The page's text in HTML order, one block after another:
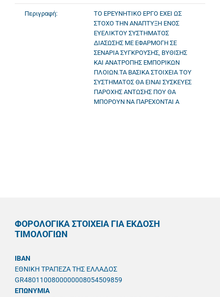
Περιγραφή:
ΤΟ ΕΡΕΥΝΗΤΙΚΟ ΕΡΓΟ ΕΧΕΙ ΩΣ
ΣΤΟΧΟ ΤΗΝ ΑΝΑΠΤΥΞΗ ΕΝΟΣ
ΕΥΕΛΙΚΤΟΥ ΣΥΣΤΗΜΑΤΟΣ
ΔΙΑΣΩΣΗΣ ΜΕ ΕΦΑΡΜΟΓΗ ΣΕ
ΣΕΝΑΡΙΑ ΣΥΓΚΡΟΥΣΗΣ, ΒΥΘΙΣΗΣ
ΚΑΙ ΑΝΑΤΡΟΠΗΣ ΕΜΠΟΡΙΚΩΝ
ΠΛΟΙΩΝ.ΤΑ ΒΑΣΙΚΑ ΣΤΟΙΧΕΙΑ ΤΟΥ
ΣΥΣΤΗΜΑΤΟΣ ΘΑ ΕΙΝΑΙ ΣΥΣΚΕΥΕΣ
ΠΑΡΟΧΗΣ ΑΝΤΩΣΗΣ ΠΟΥ ΘΑ
ΜΠΟΡΟΥΝ ΝΑ ΠΑΡΕΧΟΝΤΑΙ Α
ΦΟΡΟΛΟΓΙΚΑ ΣΤΟΙΧΕΙΑ ΓΙΑ ΕΚΔΟΣΗ
ΤΙΜΟΛΟΓΙΩΝ
IBAN
ΕΘΝΙΚΗ ΤΡΑΠΕΖΑ ΤΗΣ ΕΛΛΑΔΟΣ
GR4801100800000008054509859
ΕΠΩΝΥΜΙΑ